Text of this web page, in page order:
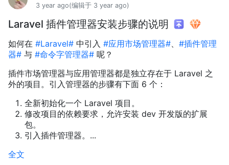
3 year ago(编辑于 3 year ago)
Laravel 插件管理器安装步骤的说明
如何在 #Laravel# 中引入 #应用市场管理器#
#插件管理
器# 与 #命令字管理器# 呢？
插件市场管理器与应用管理器都是独立存在于 Laravel 之
外的项目。引入管理器的步骤有下面 6 个：
全新初始化一个 Laravel 项目。
修改项目的依赖要求，允许安装 dev 开发版的扩展
包。
引入插件管理器。...
全文